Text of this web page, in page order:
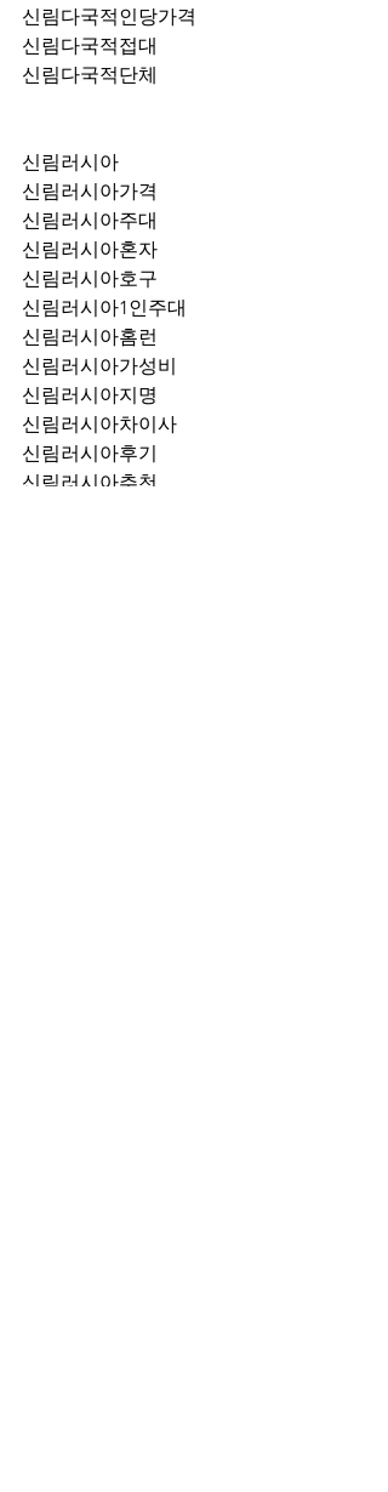
신림다국적인당가격
신림다국적접대
신림다국적단체
신림러시아
신림러시아가격
신림러시아주대
신림러시아혼자
신림러시아호구
신림러시아1인주대
신림러시아홈런
신림러시아가성비
신림러시아지명
신림러시아차이사
신림러시아후기
신림러시아추천